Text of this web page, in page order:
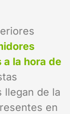
la hora de
llegan de la
en